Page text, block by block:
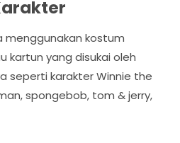
menggunakan kostum
kartun yang disukai oleh
seperti karakter Winnie the
spongebob, tom & jerry,